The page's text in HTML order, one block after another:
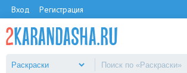
Вход Регистрация